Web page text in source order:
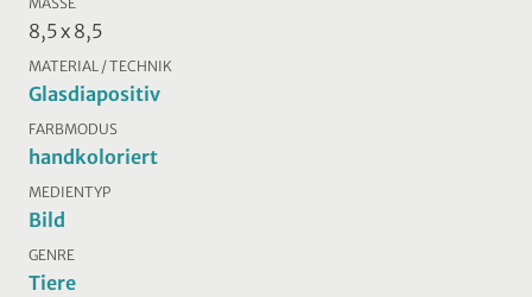
8,5 x 8,5
MATERIAL / TECHNIK
Glasdiapositiv
FARBMODUS
handkoloriert
MEDIENTYP
Bild
GENRE
Tiere